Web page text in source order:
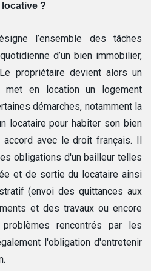
locative ?
l’ensemble des tâches
d’un bien immobilier,
propriétaire devient alors un
met en location un logement
démarches, notamment la
locataire pour habiter son bien
avec le droit français. Il
obligations d'un bailleur telles
et de sortie du locataire ainsi
(envoi des quittances aux
et des travaux ou encore
rencontrés par les
l'obligation d'entretenir